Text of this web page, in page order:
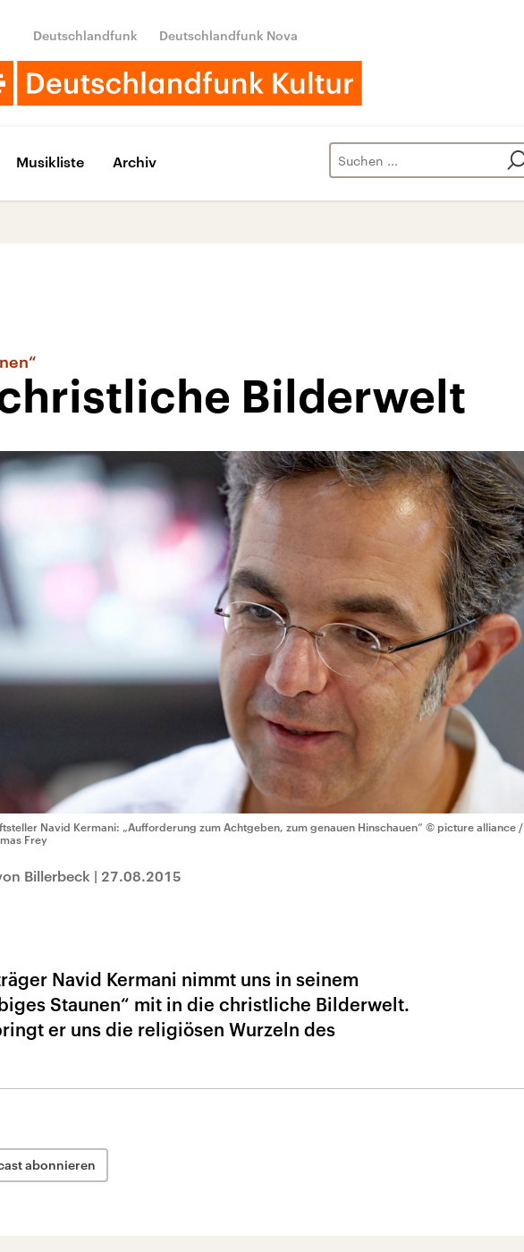
Deutschlandfunk Deutschlandfunk Nova
Musikliste Archiv
christliche Bilderwelt
Navid Kermani: „Aufforderung zum Achtgeben, zum genauen Hinschauen“ © picture alliance /
Frey
Billerbeck | 27.08.2015
Navid Kermani nimmt uns in seinem
Staunen“ mit in die christliche Bilderwelt.
er uns die religiösen Wurzeln des
abonnieren